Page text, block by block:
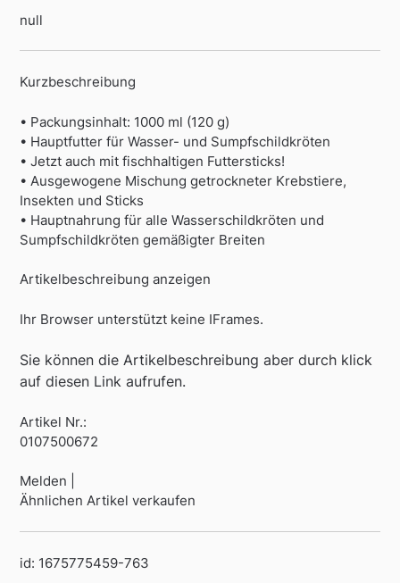
null
Kurzbeschreibung
• Packungsinhalt: 1000 ml (120 g)
• Hauptfutter für Wasser- und Sumpfschildkröten
• Jetzt auch mit fischhaltigen Futtersticks!
• Ausgewogene Mischung getrockneter Krebstiere,
Insekten und Sticks
• Hauptnahrung für alle Wasserschildkröten und
Sumpfschildkröten gemäßigter Breiten
Artikelbeschreibung anzeigen
Ihr Browser unterstützt keine IFrames.
Sie können die Artikelbeschreibung aber durch klick
auf diesen Link aufrufen.
Artikel Nr.:
0107500672
Melden |
Ähnlichen Artikel verkaufen
id: 1675775459-763